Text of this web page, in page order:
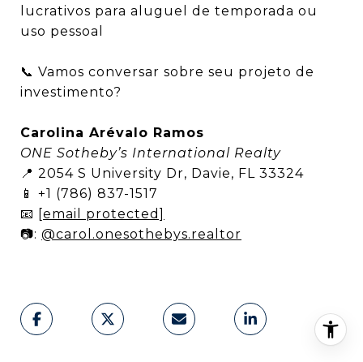
lucrativos para aluguel de temporada ou
uso pessoal
📞 Vamos conversar sobre seu projeto de
investimento?
Carolina Arévalo Ramos
ONE Sotheby’s International Realty
📍 2054 S University Dr, Davie, FL 33324
📱 +1 (786) 837-1517
📧 [email protected]
📷: @carol.onesothebys.realtor